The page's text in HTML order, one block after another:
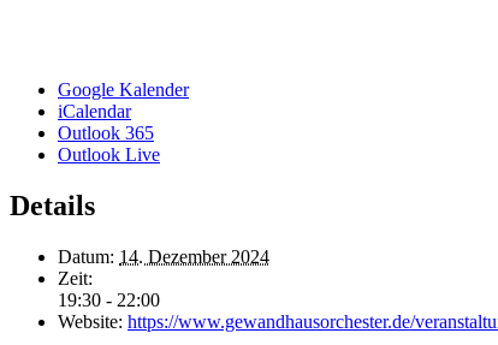
Google Kalender
iCalendar
Outlook 365
Outlook Live
Details
Datum: 14. Dezember 2024
Zeit:
19:30 - 22:00
Website: https://www.gewandhausorchester.de/